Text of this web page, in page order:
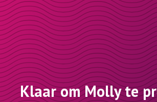
Klaar om Molly te